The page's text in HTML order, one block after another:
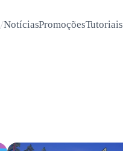
/NotíciasPromoçõesTutoriais